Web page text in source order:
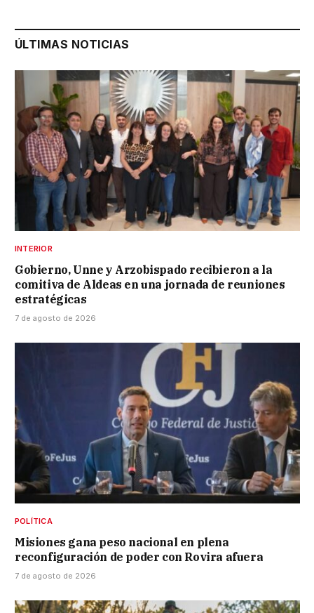
ÚLTIMAS NOTICIAS
INTERIOR
Gobierno, Unne y Arzobispado recibieron a la
comitiva de Aldeas en una jornada de reuniones
estratégicas
7 de agosto de 2026
POLÍTICA
Misiones gana peso nacional en plena
reconfiguración de poder con Rovira afuera
7 de agosto de 2026